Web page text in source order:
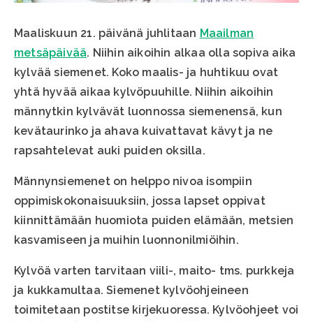
Maaliskuun 21. päivänä juhlitaan Maailman
metsäpäivää. Niihin aikoihin alkaa olla sopiva aika
kylvää siemenet. Koko maalis- ja huhtikuu ovat
yhtä hyvää aikaa kylvöpuuhille. Niihin aikoihin
männytkin kylvävät luonnossa siemenensä, kun
kevätaurinko ja ahava kuivattavat kävyt ja ne
rapsahtelevat auki puiden oksilla.
Männynsiemenet on helppo nivoa isompiin
oppimiskokonaisuuksiin, jossa lapset oppivat
kiinnittämään huomiota puiden elämään, metsien
kasvamiseen ja muihin luonnonilmiöihin.
Kylvöä varten tarvitaan viili-, maito- tms. purkkeja
ja kukkamultaa. Siemenet kylvöohjeineen
toimitetaan postitse kirjekuoressa. Kylvöohjeet voi